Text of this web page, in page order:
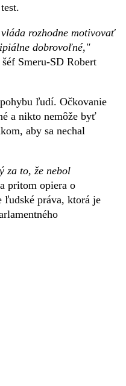
rozhodne motivovať
dobrovoľné,"
Smeru-SD Robert
ľudí. Očkovanie
a nikto nemôže byť
aby sa nechal
za to, že nebol
pritom opiera o
ľudské práva, ktorá je